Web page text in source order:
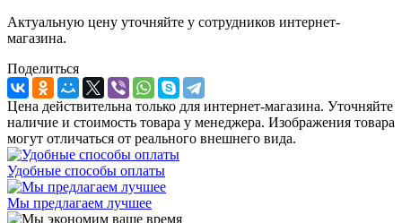
Актуальную цену уточняйте у сотрудников интернет-
магазина.
Поделиться
Цена действительна только для интернет-магазина. Уточняйте
наличие и стоимость товара у менеджера. Изображения товара
могут отличаться от реального внешнего вида.
Удобные способы оплаты
Мы предлагаем лучшее